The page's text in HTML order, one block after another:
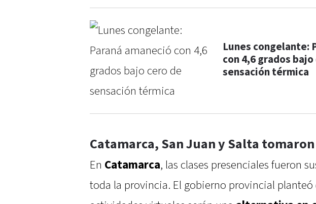
Lunes congelante:
con 4,6 grados
sensación térmica
Catamarca, San Juan y Salta
En Catamarca, las clases presenciales fueron
toda la provincia. El gobierno provincial planteó